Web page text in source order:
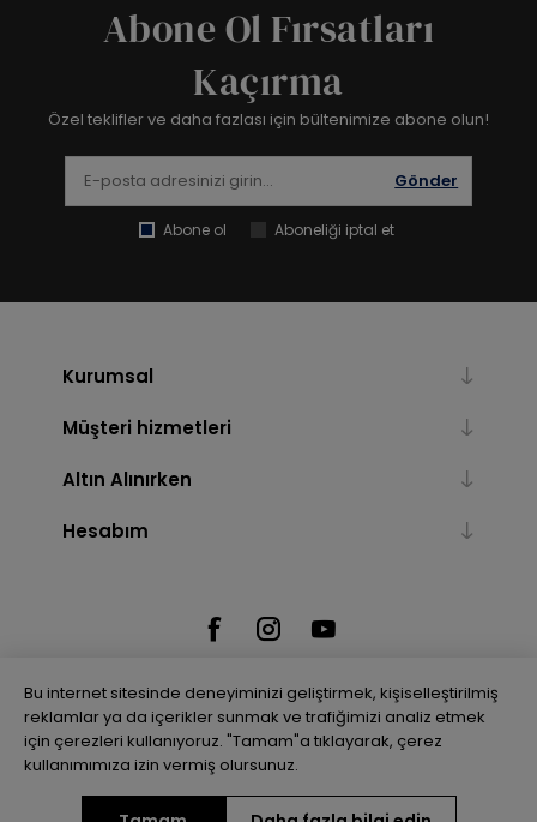
Abone Ol Fırsatları
Kaçırma
Özel teklifler ve daha fazlası için bültenimize abone olun!
Gönder
Abone ol Aboneliği iptal et
Kurumsal
Müşteri hizmetleri
Altın Alınırken
Hesabım
Powered bynopCommerce
Bu internet sitesinde deneyiminizi geliştirmek, kişiselleştirilmiş
reklamlar ya da içerikler sunmak ve trafiğimizi analiz etmek
için çerezleri kullanıyoruz. "Tamam"a tıklayarak, çerez
kullanımımıza izin vermiş olursunuz.